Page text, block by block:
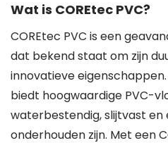
Wat is COREtec PVC?
COREtec PVC is een
dat bekend staat om zijn
innovatieve
biedt hoogwaardige PVC-
waterbestendig, slijtvast en
onderhouden zijn. Met een